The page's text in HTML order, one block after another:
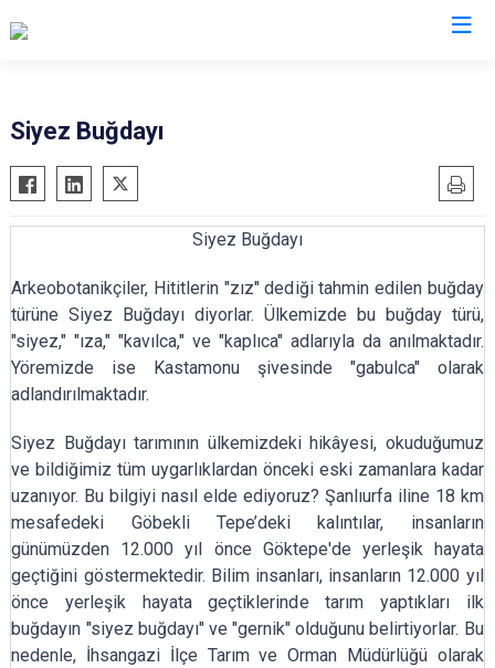
Abana
Ağlı
Azdavay
Bozkurt
Çatalzeytin
Cide
Devrekani
Doğanyurt
İnebolu
Küre
Pınarbaşı
Şenpazar
Seydiler
Tosya
Siyez Buğdayı
Siyez Buğdayı
Arkeobotanikçiler, Hititlerin "zız" dediği tahmin edilen buğday
türüne Siyez Buğdayı diyorlar. Ülkemizde bu buğday türü,
"siyez," "ıza," "kavılca," ve "kaplıca" adlarıyla da anılmaktadır.
Yöremizde ise Kastamonu şivesinde "gabulca" olarak
adlandırılmaktadır.
Siyez Buğdayı tarımının ülkemizdeki hikâyesi, okuduğumuz
ve bildiğimiz tüm uygarlıklardan önceki eski zamanlara kadar
uzanıyor. Bu bilgiyi nasıl elde ediyoruz? Şanlıurfa iline 18 km
mesafedeki Göbekli Tepe’deki kalıntılar, insanların
günümüzden 12.000 yıl önce Göktepe'de yerleşik hayata
geçtiğini göstermektedir. Bilim insanları, insanların 12.000 yıl
önce yerleşik hayata geçtiklerinde tarım yaptıkları ilk
buğdayın "siyez buğdayı" ve "gernik" olduğunu belirtiyorlar. Bu
nedenle, İhsangazi İlçe Tarım ve Orman Müdürlüğü olarak